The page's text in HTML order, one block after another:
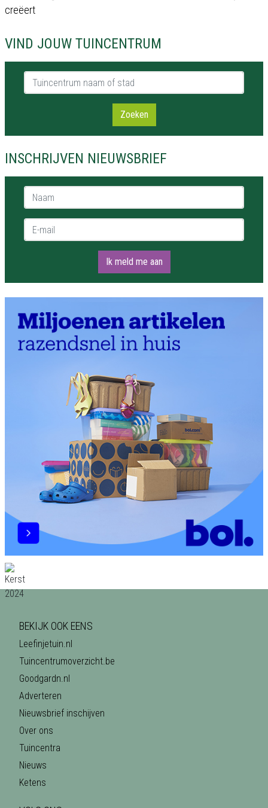
creëert
VIND JOUW TUINCENTRUM
Tuincentrum naam of stad
Zoeken
INSCHRIJVEN NIEUWSBRIEF
Naam *
E-mail *
Ik meld me aan
BEKIJK OOK EENS
Leefinjetuin.nl
Tuincentrumoverzicht.be
Goodgardn.nl
Adverteren
Nieuwsbrief inschijven
Over ons
Tuincentra
Nieuws
Ketens